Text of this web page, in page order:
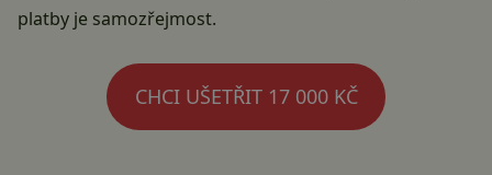
platby je samozřejmost.
CHCI UŠETŘIT 17 000 KČ